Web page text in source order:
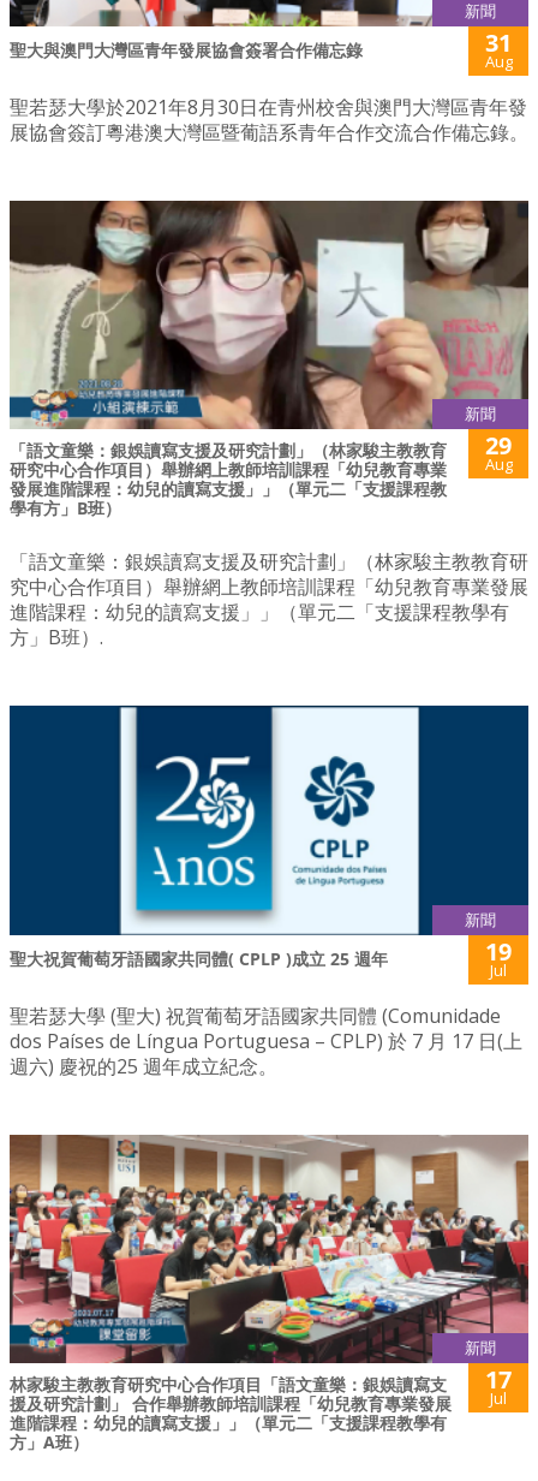
新聞
聖大與澳門大灣區青年發展協會簽署合作備忘錄 31
Aug
聖若瑟大學於2021年8月30日在青州校舍與澳門大灣區青年發
展協會簽訂粵港澳大灣區暨葡語系青年合作交流合作備忘錄。
新聞
「語文童樂：銀娛讀寫支援及研究計劃」（林家駿主教教育
研究中心合作項目）舉辦網上教師培訓課程「幼兒教育專業
發展進階課程：幼兒的讀寫支援」」（單元二「支援課程教
學有方」B班）
29
Aug
「語文童樂：銀娛讀寫支援及研究計劃」（林家駿主教教育研
究中心合作項目）舉辦網上教師培訓課程「幼兒教育專業發展
進階課程：幼兒的讀寫支援」」（單元二「支援課程教學有
方」B班）.
新聞
聖大祝賀葡萄牙語國家共同體( CPLP )成立 25 週年 19
Jul
聖若瑟大學 (聖大) 祝賀葡萄牙語國家共同體 (Comunidade
dos Países de Língua Portuguesa – CPLP) 於 7 月 17 日(上
週六) 慶祝的25 週年成立紀念。
新聞
林家駿主教教育研究中心合作項目「語文童樂：銀娛讀寫支
援及研究計劃」 合作舉辦教師培訓課程「幼兒教育專業發展
進階課程：幼兒的讀寫支援」」（單元二「支援課程教學有
方」A班）
17
Jul